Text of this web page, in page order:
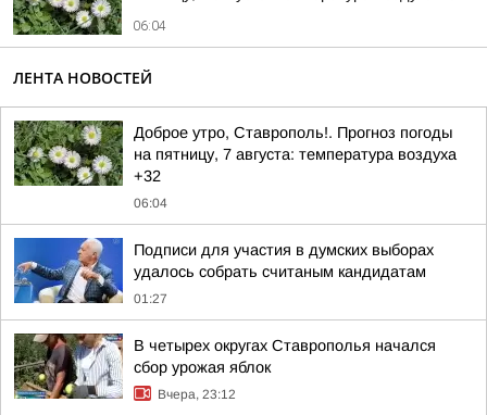
06:04
ЛЕНТА НОВОСТЕЙ
Доброе утро, Ставрополь!. Прогноз погоды
на пятницу, 7 августа: температура воздуха
+32
06:04
Подписи для участия в думских выборах
удалось собрать считаным кандидатам
01:27
В четырех округах Ставрополья начался
сбор урожая яблок
Вчера, 23:12